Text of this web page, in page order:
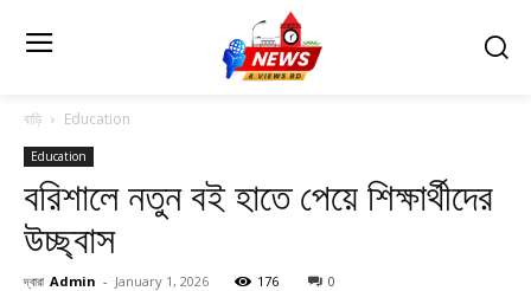
বাড়ি Education
Education
বরিশালে নতুন বই হাতে পেয়ে শিক্ষার্থীদের
উচ্ছ্বাস
দ্বারা Admin - January 1, 2026 176 0